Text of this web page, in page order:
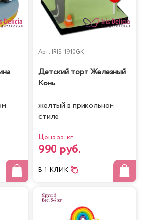
Арт. IRIS-1910GK
Детский торт Железный
Конь
желтый в прикольном
стиле
Цена за кг
990 руб.
В 1 КЛИК